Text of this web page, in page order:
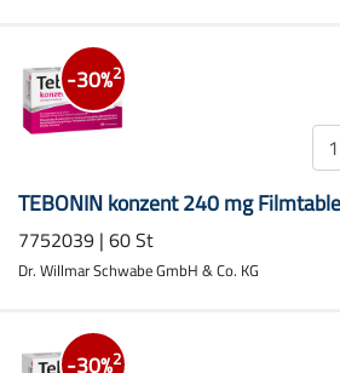
-30%2
TEBONIN konzent 240 mg
7752039 | 60 St
Dr. Willmar Schwabe GmbH & Co. KG
-30%2